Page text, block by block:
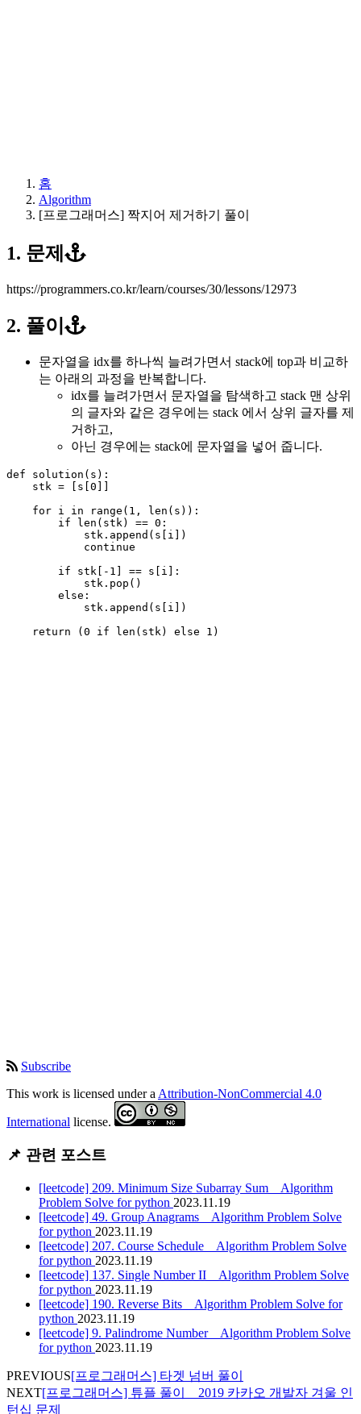
홈
Algorithm
[프로그래머스] 짝지어 제거하기 풀이
1. 문제
https://programmers.co.kr/learn/courses/30/lessons/12973
2. 풀이
문자열을 idx를 하나씩 늘려가면서 stack에 top과 비교하
는 아래의 과정을 반복합니다.
idx를 늘려가면서 문자열을 탐색하고 stack 맨 상위
의 글자와 같은 경우에는 stack 에서 상위 글자를 제
거하고,
아닌 경우에는 stack에 문자열을 넣어 줍니다.
def solution ( s ):
stk = s 0
for i in range ( 1 , len ( s )):
if
len ( stk) == 0 :
stk . append ( s i ])
continue
if
stk - 1 == s i ]:
stk . pop ()
else :
stk . append ( s i ])
return
( 0 if len ( stk) else 1 )
Subscribe
This work is licensed under aAttribution-NonCommercial 4.0
International license.
📌 관련 포스트
[leetcode] 209. Minimum Size Subarray Sum _ Algorithm
Problem Solve for python 2023.11.19
[leetcode] 49. Group Anagrams _ Algorithm Problem Solve
for python 2023.11.19
[leetcode] 207. Course Schedule _ Algorithm Problem Solve
for python 2023.11.19
[leetcode] 137. Single Number II _ Algorithm Problem Solve
for python 2023.11.19
[leetcode] 190. Reverse Bits _ Algorithm Problem Solve for
python 2023.11.19
[leetcode] 9. Palindrome Number _ Algorithm Problem Solve
for python 2023.11.19
PREVIOUS[프로그래머스] 타겟 넘버 풀이
NEXT[프로그래머스] 튜플 풀이 _ 2019 카카오 개발자 겨울 인
턴십 문제